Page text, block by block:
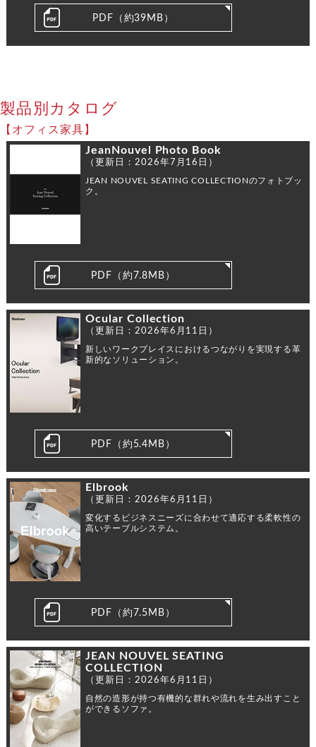
PDF（約39MB）
製品別カタログ
【オフィス家具】
JeanNouvel Photo Book
（更新日：2026年7月16日）
JEAN NOUVEL SEATING COLLECTIONのフォトブッ
ク。
PDF（約7.8MB）
Ocular Collection
（更新日：2026年6月11日）
新しいワークプレイスにおけるつながりを実現する革
新的なソリューション。
PDF（約5.4MB）
Elbrook
（更新日：2026年6月11日）
変化するビジネスニーズに合わせて適応する柔軟性の
高いテーブルシステム。
PDF（約7.5MB）
JEAN NOUVEL SEATING
COLLECTION
（更新日：2026年6月11日）
自然の造形が持つ有機的な群れや流れを生み出すこと
ができるソファ。